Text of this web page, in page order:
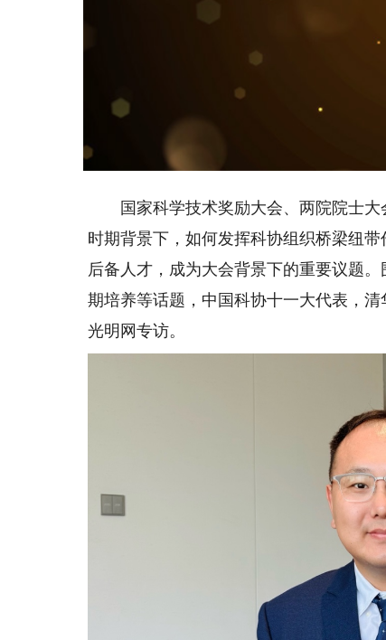
国家科学技术奖励大会、两院院士大
时期背景下，如何发挥科协组织桥梁纽
后备人才，成为大会背景下的重要议题
期培养等话题，中国科协十一大代表，
光明网专访。